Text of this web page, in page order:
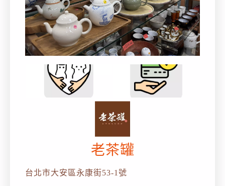
老茶罐
台北市大安區永康街53-1號